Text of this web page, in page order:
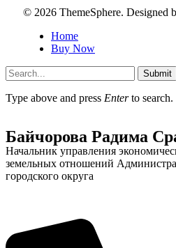
© 2026 ThemeSphere. Designed
Home
Buy Now
Submit
Type above and press Enterto search.
Байчорова Радима
Начальник управления
земельных отношений
городского округа